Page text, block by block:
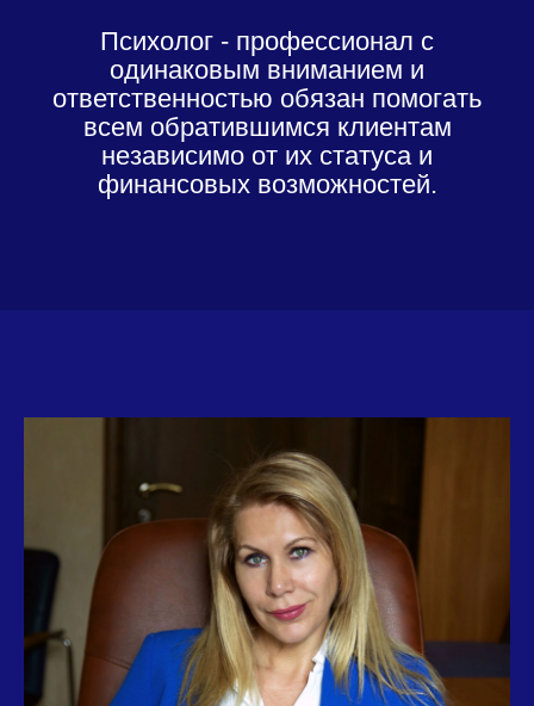
Психолог - профессионал с
одинаковым вниманием и
ответственностью обязан помогать
всем обратившимся клиентам
независимо от их статуса и
финансовых возможностей.